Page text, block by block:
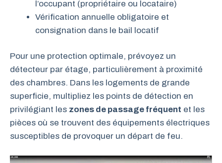
l’occupant (propriétaire ou locataire)
Vérification annuelle obligatoire et
consignation dans le bail locatif
Pour une protection optimale, prévoyez un
détecteur par étage, particulièrement à proximité
des chambres. Dans les logements de grande
superficie, multipliez les points de détection en
privilégiant les zones de passage fréquent et les
pièces où se trouvent des équipements électriques
susceptibles de provoquer un départ de feu.